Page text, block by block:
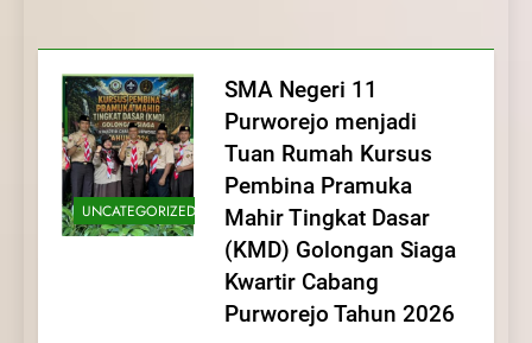
dan Pengabdian Generasi
Pramuka
Pramuka
Kepedulian
UNCATEGORIZED
SMA Negeri 11
Purworejo menjadi
Tuan Rumah Kursus
Pembina Pramuka
Mahir Tingkat Dasar
(KMD) Golongan Siaga
Kwartir Cabang
Purworejo Tahun 2026